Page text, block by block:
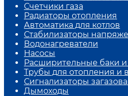
Счетчики газа
Радиаторы отопления
Автоматика для котлов
Стабилизаторы
Водонагреватели
Насосы
Расширительные баки
Трубы для отопления и
Сигнализаторы
Дымоходы